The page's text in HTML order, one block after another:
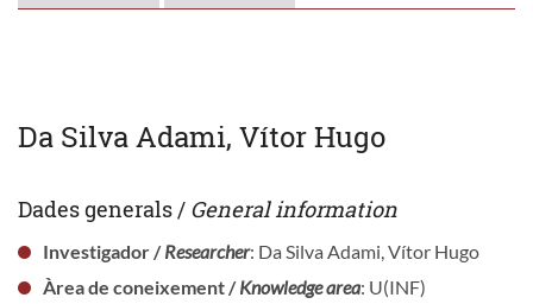
Da Silva Adami, Vítor Hugo
Dades generals / General information
Investigador /Researcher: Da Silva Adami, Vítor Hugo
Àrea de coneixement /Knowledge area: U(INF)